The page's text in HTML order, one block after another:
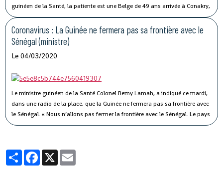
guinéen de la Santé, la patiente est une Belge de 49 ans arrivée à Conakry,
il y a une semaine. « Elle a été conduite et isolée au Centre de traitement de
Nongo », a-t-il indiqué.
Coronavirus : La Guinée ne fermera pas sa frontière avec le
Sénégal (ministre)
Le 04/03/2020
Le ministre guinéen de la Santé Colonel Remy Lamah, a indiqué ce mardi,
dans une radio de la place, que la Guinée ne fermera pas sa frontière avec
le Sénégal. « Nous n’allons pas fermer la frontière avec le Sénégal. Le pays
est signataire du règlement sanitaire international. Ce n’est pas parce que
prises pour éviter ce virus en Guinée.
PartagerFacebook
X